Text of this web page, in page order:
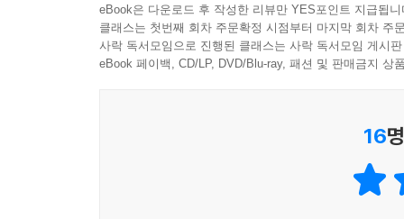
? 예스24, 다음 공동 선정 ‘올해의 책’
? 한국간행물윤리위원회 선정 ‘청소년 권장도서’
? 한국문화콘텐츠진흥원 선정 ‘문화산업진흥기금
eBook은 다운로드 후 작성한 리뷰만 YES포인트 지급됩니
클래스는 첫번째 회차 주문확정 시점부터 마지막 회차 주
사락 독서모임으로 진행된 클래스는 사락 독서모임 게시
eBook 페이백, CD/LP, DVD/Blu-ray, 패션 및 판매금지 상
16